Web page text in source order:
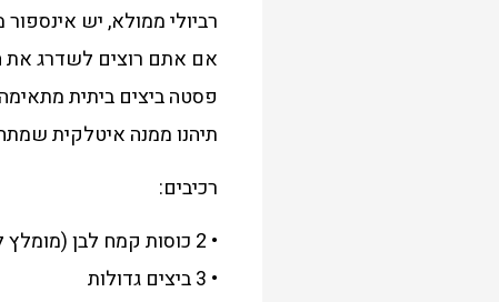
רביולי ממולא, יש
אם אתם רוצים לשדרג את
פסטה ביצים ביתית
תיהנו ממנה איטלקית
רכיבים:
• 2 כוסות קמח לבן (מומלץ להשתמש בקמח 00)
• 3 ביצים גדולות